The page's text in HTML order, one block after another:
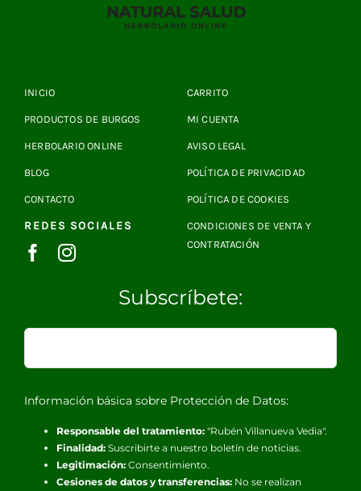
INICIO
PRODUCTOS DE BURGOS
HERBOLARIO ONLINE
BLOG
CONTACTO
REDES SOCIALES
CARRITO
MI CUENTA
AVISO LEGAL
POLÍTICA DE PRIVACIDAD
POLÍTICA DE COOKIES
CONDICIONES DE VENTA Y
CONTRATACIÓN
Subscríbete:
Información básica sobre Protección de Datos:
Responsable del tratamiento:"Rubén Villanueva Vedia".
Finalidad:Suscribirte a nuestro boletín de noticias.
Legitimación:Consentimiento.
Cesiones de datos y transferencias:No se realizan